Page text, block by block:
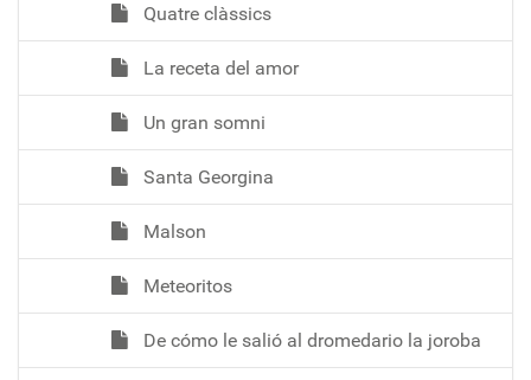
Quatre clàssics
La receta del amor
Un gran somni
Santa Georgina
Malson
Meteoritos
De cómo le salió al dromedario la joroba